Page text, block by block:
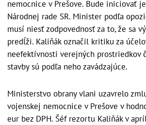
nemocnice v Prešove. Bude iniciovať
Národnej rade SR. Minister podľa
musí niesť zodpovednosť za to, že sa
predĺži. Kaliňák označil kritiku za
neefektívnosti verejných prostriedkov
stavby sú podľa neho zavádzajúce.
Ministerstvo obrany vlani uzavrelo
vojenskej nemocnice v Prešove v
eur bez DPH. Šéf rezortu Kaliňák v